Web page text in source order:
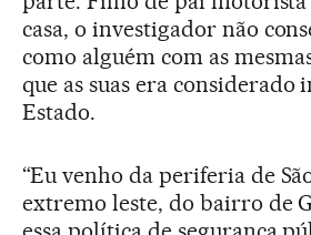
casa, o investigador não
como alguém com as
que as suas era considerado
Estado.
“Eu venho da periferia de
extremo leste, do bairro de